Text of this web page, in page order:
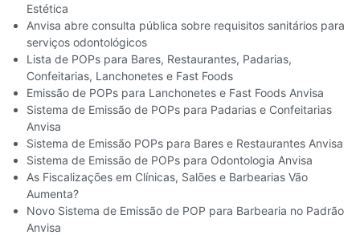
Estética
Anvisa abre consulta pública sobre requisitos sanitários para
serviços odontológicos
Lista de POPs para Bares, Restaurantes, Padarias,
Confeitarias, Lanchonetes e Fast Foods
Emissão de POPs para Lanchonetes e Fast Foods Anvisa​
Sistema de Emissão de POPs para Padarias e Confeitarias
Anvisa
Sistema de Emissão POPs para Bares e Restaurantes Anvisa
Sistema de Emissão de POPs para Odontologia Anvisa
As Fiscalizações em Clínicas, Salões e Barbearias Vão
Aumenta?
Novo Sistema de Emissão de POP para Barbearia no Padrão
Anvisa